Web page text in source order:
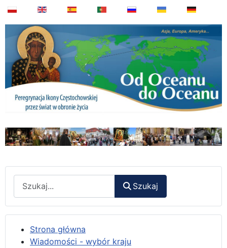
Szukaj
Strona główna
Wiadomości - wybór kraju